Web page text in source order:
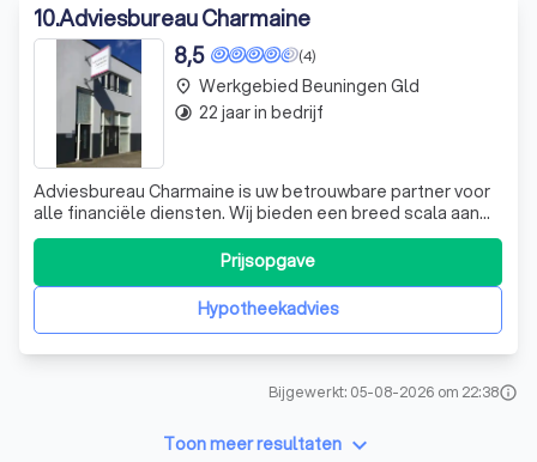
10.Adviesbureau Charmaine
(4)
8,5
Adviesbureau Charmaine is uw betrouwbare partner voor
alle financiële diensten. Wij bieden een breed scala aan
diensten, van verzekeringen en financieringen tot
belastingaangiftes, jaarcijfers en salarisadministratie. Ons
doel is om al uw financiële zaken onder één dak te
brengen, zowel voor particuHypotheekadvies
Prijsopgave
place Werkgebied Beuningen Gld
timelapse 22 jaar in bedrijf
Bijgewerkt: 05-08-2026 om 22:38info
Toon meer resultaten keyboard_arrow_down